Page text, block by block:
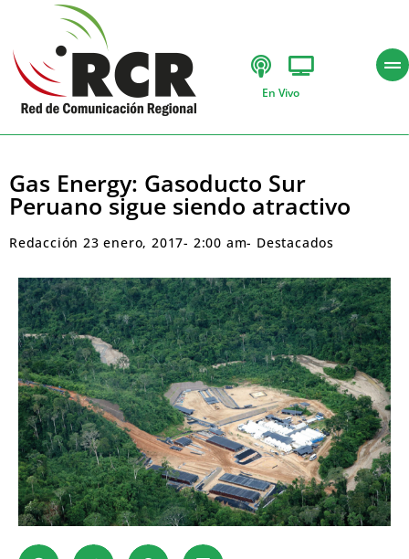
En Vivo
Gas Energy: Gasoducto Sur
Peruano sigue siendo atractivo
Redacción 23 enero, 2017- 2:00 am- Destacados